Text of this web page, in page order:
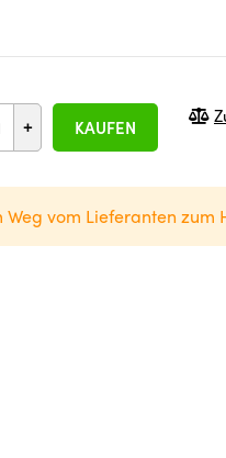
+ KAUFEN
Weg vom Lieferanten zum